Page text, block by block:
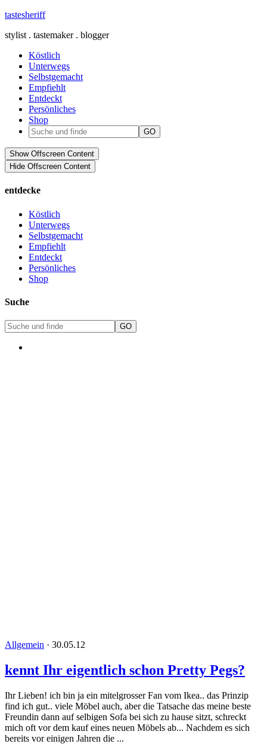
tastesheriff
stylist . tastemaker . blogger
Köstlich
Unterwegs
Selbstgemacht
Empfiehlt
Entdeckt
Persönliches
Shop
Show Offscreen Content
Hide Offscreen Content
entdecke
Köstlich
Unterwegs
Selbstgemacht
Empfiehlt
Entdeckt
Persönliches
Shop
Suche
Allgemein · 30.05.12
kennt Ihr eigentlich schon Pretty Pegs?
Ihr Lieben! ich bin ja ein mitelgrosser Fan vom Ikea.. das Prinzip
find ich gut.. viele Möbel auch, aber die Tatsache das meine beste
Freundin dann auf selbigen Sofa bei sich zu hause sitzt, schreckt
mich oft vor dem kauf eines neuen Möbels ab... Nachdem es sich
bereits vor einigen Jahren die ...